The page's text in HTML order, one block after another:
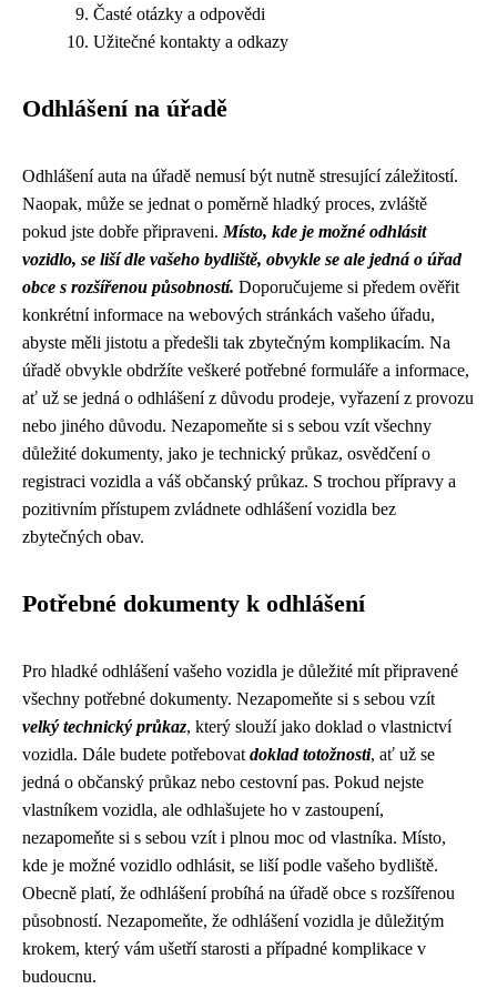
Časté otázky a odpovědi
Užitečné kontakty a odkazy
Odhlášení na úřadě
Odhlášení auta na úřadě nemusí být nutně stresující záležitostí.
Naopak, může se jednat o poměrně hladký proces, zvláště
pokud jste dobře připraveni. Místo, kde je možné odhlásit
vozidlo, se liší dle vašeho bydliště, obvykle se ale jedná o úřad
obce s rozšířenou působností. Doporučujeme si předem ověřit
konkrétní informace na webových stránkách vašeho úřadu,
abyste měli jistotu a předešli tak zbytečným komplikacím. Na
úřadě obvykle obdržíte veškeré potřebné formuláře a informace,
ať už se jedná o odhlášení z důvodu prodeje, vyřazení z provozu
nebo jiného důvodu. Nezapomeňte si s sebou vzít všechny
důležité dokumenty, jako je technický průkaz, osvědčení o
registraci vozidla a váš občanský průkaz. S trochou přípravy a
pozitivním přístupem zvládnete odhlášení vozidla bez
zbytečných obav.
Potřebné dokumenty k odhlášení
Pro hladké odhlášení vašeho vozidla je důležité mít připravené
všechny potřebné dokumenty. Nezapomeňte si s sebou vzít
velký technický průkaz, který slouží jako doklad o vlastnictví
vozidla. Dále budete potřebovat doklad totožnosti, ať už se
jedná o občanský průkaz nebo cestovní pas. Pokud nejste
vlastníkem vozidla, ale odhlašujete ho v zastoupení,
nezapomeňte si s sebou vzít i plnou moc od vlastníka. Místo,
kde je možné vozidlo odhlásit, se liší podle vašeho bydliště.
Obecně platí, že odhlášení probíhá na úřadě obce s rozšířenou
působností. Nezapomeňte, že odhlášení vozidla je důležitým
krokem, který vám ušetří starosti a případné komplikace v
budoucnu.